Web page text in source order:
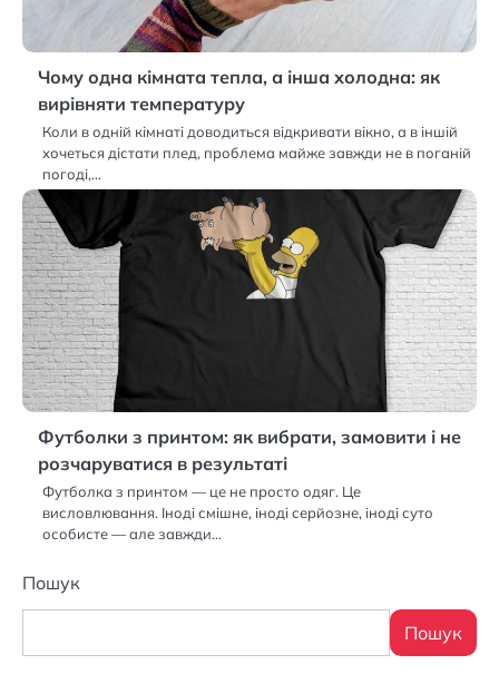
Чому одна кімната тепла, а інша холодна: як
вирівняти температуру
Коли в одній кімнаті доводиться відкривати вікно, а в іншій
хочеться дістати плед, проблема майже завжди не в поганій
погоді,…
Футболки з принтом: як вибрати, замовити і не
розчаруватися в результаті
Футболка з принтом — це не просто одяг. Це
висловлювання. Іноді смішне, іноді серйозне, іноді суто
особисте — але завжди…
Пошук
Пошук